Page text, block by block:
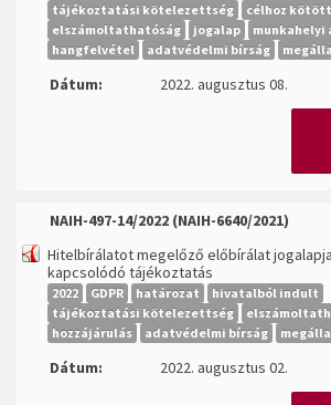
tájékoztatási kötelezettség
célhoz
elszámoltathatóság
jogalap
munkahelyi
hangfelvétel
adatvédelmi bírság
Dátum: 2022. augusztus 08.
NAIH-497-14/2022 (NAIH-6640/2021)
Hitelbírálatot megelőző előbírálat
kapcsolódó tájékoztatás
2022 GDPR határozat
hivatalból indult
tájékoztatási kötelezettség
hozzájárulás
adatvédelmi bírság
Dátum: 2022. augusztus 02.